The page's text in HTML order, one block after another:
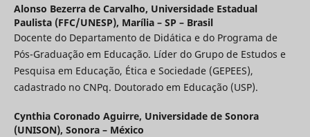
Alonso Bezerra de Carvalho, Universidade Estadual
Paulista (FFC/UNESP), Marília – SP – Brasil
Docente do Departamento de Didática e do Programa de
Pós-Graduação em Educação. Líder do Grupo de Estudos e
Pesquisa em Educação, Ética e Sociedade (GEPEES),
cadastrado no CNPq. Doutorado em Educação (USP).
Cynthia Coronado Aguirre, Universidade de Sonora
(UNISON), Sonora – México